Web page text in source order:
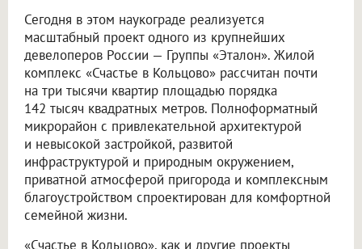
Сегодня в этом наукограде реализуется
масштабный проект одного из крупнейших
девелоперов России — Группы «Эталон». Жилой
комплекс «Счастье в Кольцово» рассчитан почти
на три тысячи квартир площадью порядка
142 тысяч квадратных метров. Полноформатный
микрорайон с привлекательной архитектурой
и невысокой застройкой, развитой
инфраструктурой и природным окружением,
приватной атмосферой пригорода и комплексным
благоустройством спроектирован для комфортной
семейной жизни.
«Счастье в Кольцово», как и другие проекты